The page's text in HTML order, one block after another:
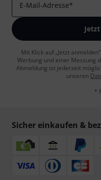
E-Mail-Adresse*
Mit Klick auf „Jetzt
Werbung und einer Messung
Abmeldung ist jederzeit
unseren
*
Sicher einkaufen &